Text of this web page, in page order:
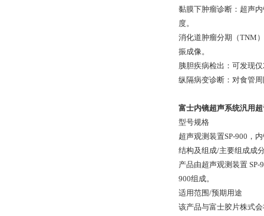
黏膜下肿瘤诊断：超声
度。
消化道肿瘤分期（TNM
振成像。
胰胆疾病检出：可发现
纵隔病变诊断：对食管
富士内镜超声系统汎用
型号规格
超声观测装置SP-900，
结构及组成/主要组成成
产品由超声观测装置 SP-
900组成。
适用范围/预期用途
该产品与富士胶片株式